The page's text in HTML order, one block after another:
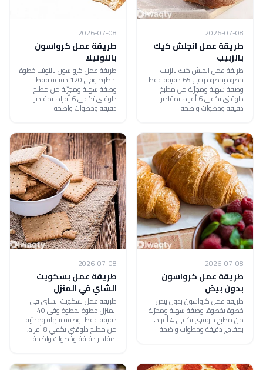
2026-07-08
طريقة عمل انجلش كيك
بالزبيب
طريقة عمل انجلش كيك بالزبيب
خطوة بخطوة وفي 65 دقيقة فقط.
وصفة سهلة ومجرّبة من مطبخ
دلوقتي تكفي 6 أفراد، بمقادير
دقيقة وخطوات واضحة.
2026-07-08
طريقة عمل كرواسون
بالنوتيلا
طريقة عمل كرواسون بالنوتيلا خطوة
بخطوة وفي 120 دقيقة فقط.
وصفة سهلة ومجرّبة من مطبخ
دلوقتي تكفي 6 أفراد، بمقادير
دقيقة وخطوات واضحة.
2026-07-08
طريقة عمل كرواسون
بدون بيض
طريقة عمل كرواسون بدون بيض
خطوة بخطوة. وصفة سهلة ومجرّبة
من مطبخ دلوقتي تكفي 4 أفراد،
بمقادير دقيقة وخطوات واضحة.
2026-07-08
طريقة عمل بسكويت
الشاي في المنزل
طريقة عمل بسكويت الشاي في
المنزل خطوة بخطوة وفي 40
دقيقة فقط. وصفة سهلة ومجرّبة
من مطبخ دلوقتي تكفي 8 أفراد،
بمقادير دقيقة وخطوات واضحة.